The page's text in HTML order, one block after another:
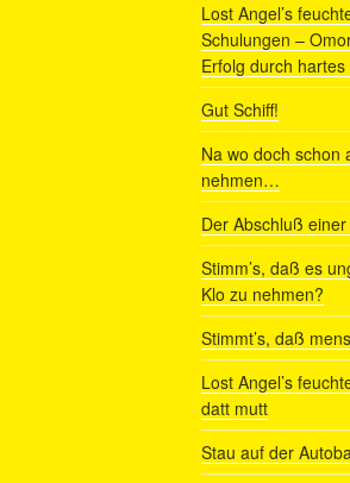
Lost Angel’s
Schulungen –
Erfolg durch
Gut Schiff!
Na wo doch schon
nehmen…
Der Abschluß
Stimm’s, daß es
Klo zu nehmen?
Stimmt’s, daß
Lost Angel’s
datt mutt
Stau auf der